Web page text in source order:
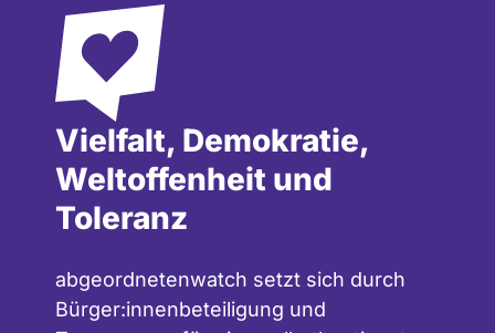
Vielfalt, Demokratie,
Weltoffenheit und
Toleranz
abgeordnetenwatch setzt sich durch
Bürger:innenbeteiligung und